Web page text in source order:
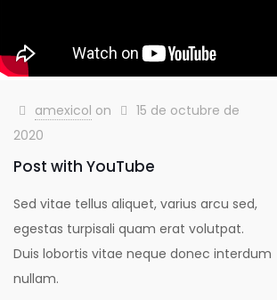
amexicol on
15 de octubre de
2020
Post with YouTube
Sed vitae tellus aliquet, varius arcu sed,
egestas turpisali quam erat volutpat.
Duis lobortis vitae neque donec interdum
nullam.